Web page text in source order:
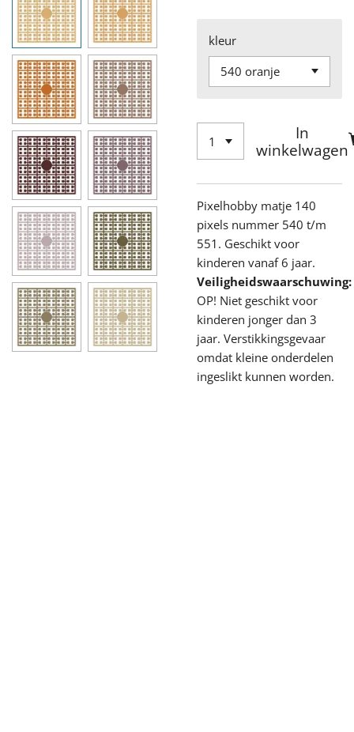
kleur
In
winkelwagen
Pixelhobby matje 140
pixels nummer 540 t/m
551. Geschikt voor
kinderen vanaf 6 jaar.
Veiligheidswaarschuwing:
OP! Niet geschikt voor
kinderen jonger dan 3
jaar. Verstikkingsgevaar
omdat kleine onderdelen
ingeslikt kunnen worden.